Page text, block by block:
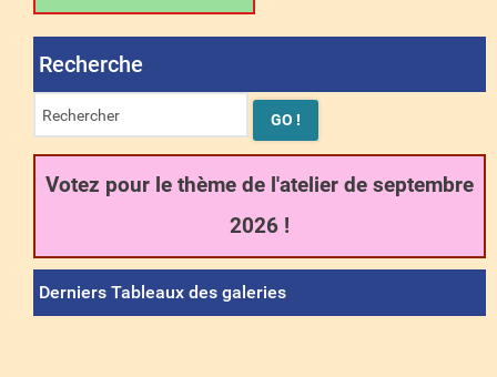
Recherche
Votez pour le thème de l'atelier de septembre
2026 !
Derniers Tableaux des galeries